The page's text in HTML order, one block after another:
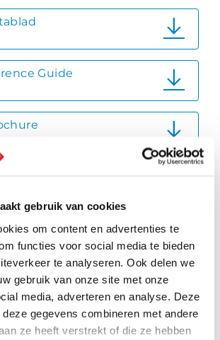
gebruik van cookies
om content en advertenties te
functies voor social media te bieden
te analyseren. Ook delen we
gebruik van onze site met onze
media, adverteren en analyse. Deze
gegevens combineren met andere
ze heeft verstrekt of die ze hebben
Guide
S400 Wifi